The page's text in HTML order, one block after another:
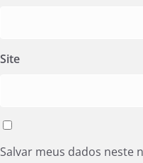
Site
Salvar meus dados neste